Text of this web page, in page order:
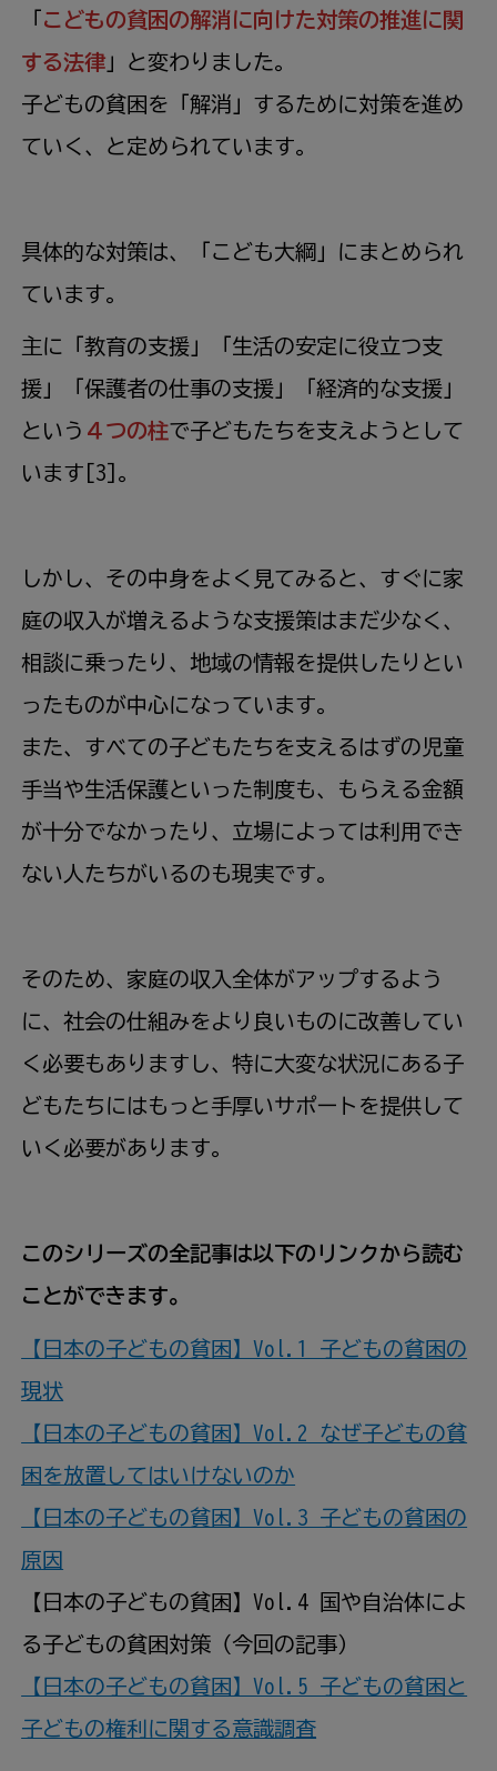
こどもの貧困の解消に向けた対策の推進に関
する法律 」と変わりました。
子どもの貧困を「解消」するために対策を進め
ていく、と定められています。
具体的な対策は、「こども大綱」にまとめられ
ています。
主に「教育の支援」「生活の安定に役立つ支
援」「保護者の仕事の支援」「経済的な支援」
という ４つの柱で子どもたちを支えようとして
います[3]。
しかし、その中身をよく見てみると、すぐに家
庭の収入が増えるような支援策はまだ少なく、
相談に乗ったり、地域の情報を提供したりとい
ったものが中心になっています。
また、すべての子どもたちを支えるはずの児童
手当や生活保護といった制度も、もらえる金額
が十分でなかったり、立場によっては利用でき
ない人たちがいるのも現実です。
そのため、家庭の収入全体がアップするよう
に、社会の仕組みをより良いものに改善してい
く必要もありますし、特に大変な状況にある子
どもたちにはもっと手厚いサポートを提供して
いく必要があります。
このシリーズの全記事は以下のリンクから読む
ことができます。
【日本の子どもの貧困】Vol.1 子どもの貧困の
現状
【日本の子どもの貧困】Vol.2 なぜ子どもの貧
困を放置してはいけないのか
【日本の子どもの貧困】Vol.3 子どもの貧困の
原因
【日本の子どもの貧困】Vol.4 国や自治体によ
る子どもの貧困対策（今回の記事）
【日本の子どもの貧困】Vol.5 子どもの貧困と
子どもの権利に関する意識調査